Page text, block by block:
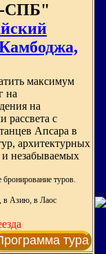
СПБ"
максимум
на
на
рассвета с
Апсара в
архитектурных
незабываемых
туров.
в Азию, в Лаос
тура